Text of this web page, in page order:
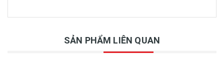
SẢN PHẨM LIÊN QUAN